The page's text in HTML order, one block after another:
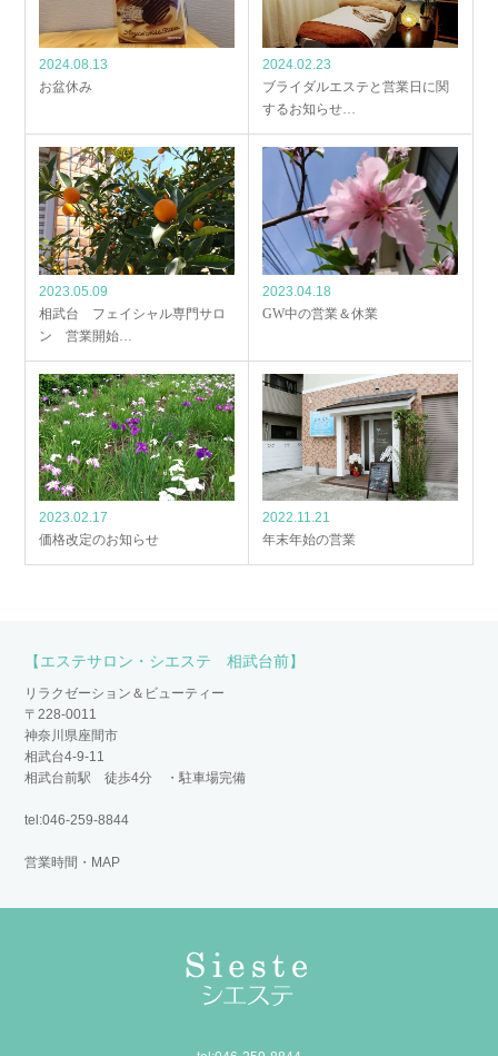
2024.08.13
お盆休み
2024.02.23
ブライダルエステと営業日に関
するお知らせ…
2023.05.09
相武台 フェイシャル専門サロ
ン 営業開始…
2023.04.18
GW中の営業＆休業
2023.02.17
価格改定のお知らせ
2022.11.21
年末年始の営業
【エステサロン・シエステ 相武台前】
リラクゼーション＆ビューティー
〒228-0011
神奈川県座間市
相武台4-9-11
相武台前駅 徒歩4分 ・駐車場完備
tel:046-259-8844
営業時間・MAP